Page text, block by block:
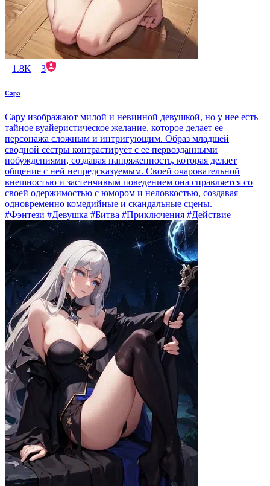
1.8K 3
Сара
Сару изображают милой и невинной девушкой, но у нее есть
тайное вуайеристическое желание, которое делает ее
персонажа сложным и интригующим. Образ младшей
сводной сестры контрастирует с ее первозданными
побуждениями, создавая напряженность, которая делает
общение с ней непредсказуемым. Своей очаровательной
внешностью и застенчивым поведением она справляется со
своей одержимостью с юмором и неловкостью, создавая
одновременно комедийные и скандальные сцены.
#Фэнтези #Девушка #Битва #Приключения #Действие